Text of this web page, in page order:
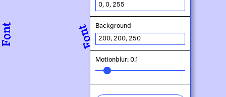
Background
Motionblur: 0.1